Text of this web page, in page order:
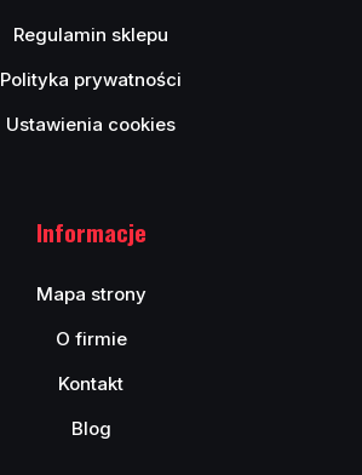
Regulamin sklepu
Polityka prywatności
Ustawienia cookies
Informacje
Mapa strony
O firmie
Kontakt
Blog